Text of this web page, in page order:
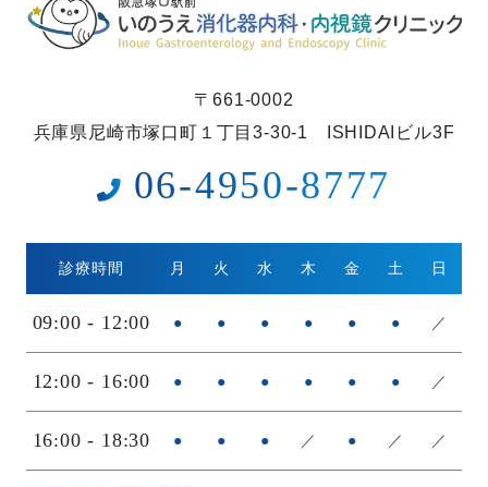
〒661-0002
兵庫県尼崎市塚口町１丁目3-30-1 ISHIDAIビル3F
06-4950-8777
診療時間 月 火 水 木 金 土 日
09:00 - 12:00 ● ● ● ● ● ● ／
12:00 - 16:00 ● ● ● ● ● ● ／
16:00 - 18:30 ● ● ● ／ ● ／ ／